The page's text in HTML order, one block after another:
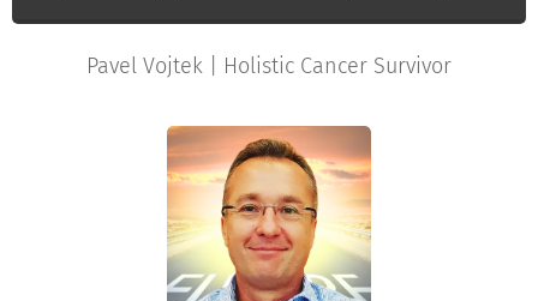
Pavel Vojtek | Holistic Cancer Survivor